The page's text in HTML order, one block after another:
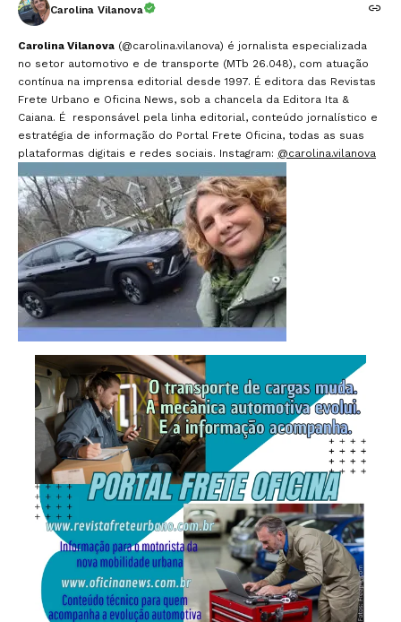
Carolina Vilanova
Carolina Vilanova (@carolina.vilanova) é jornalista especializada
no setor automotivo e de transporte (MTb 26.048), com atuação
contínua na imprensa editorial desde 1997. É editora das Revistas
Frete Urbano e Oficina News, sob a chancela da Editora Ita &
Caiana. É responsável pela linha editorial, conteúdo jornalístico e
estratégia de informação do Portal Frete Oficina, todas as suas
plataformas digitais e redes sociais. Instagram: @carolina.vilanova